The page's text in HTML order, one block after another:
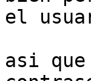
el
asi